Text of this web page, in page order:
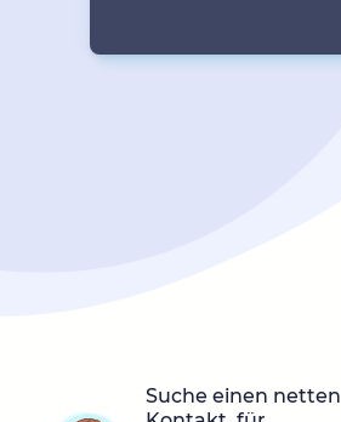
Suche einen netten